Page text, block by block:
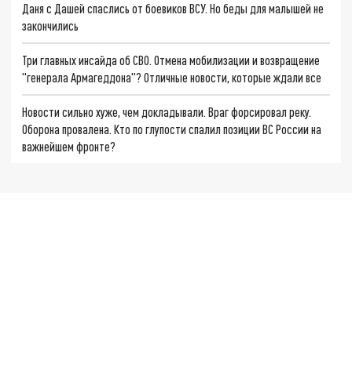
Даня с Дашей спаслись от боевиков ВСУ. Но беды для малышей не
закончились
Три главных инсайда об СВО. Отмена мобилизации и возвращение
"генерала Армагеддона"? Отличные новости, которые ждали все
Новости сильно хуже, чем докладывали. Враг форсировал реку.
Оборона провалена. Кто по глупости спалил позиции ВС России на
важнейшем фронте?